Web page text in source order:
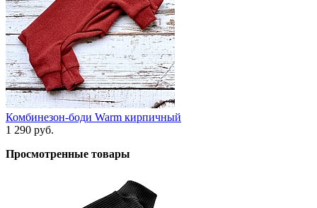
Комбинезон-боди Warm кирпичный
1 290 руб.
Просмотренные товары